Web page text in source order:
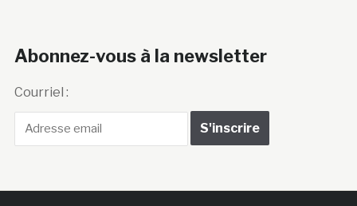
Abonnez-vous à la newsletter
Courriel :